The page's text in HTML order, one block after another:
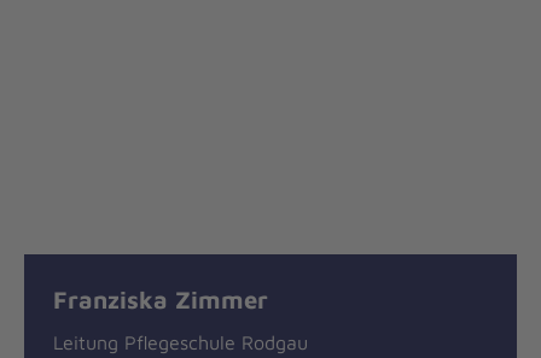
Franziska Zimmer
Leitung Pflegeschule Rodgau